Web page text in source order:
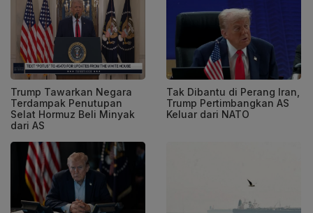
Trump Tawarkan Negara
Terdampak Penutupan
Selat Hormuz Beli Minyak
dari AS
Tak Dibantu di Perang Iran,
Trump Pertimbangkan AS
Keluar dari NATO